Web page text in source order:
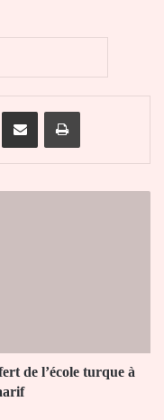
Partager par email Imprimer
de l’école turque à